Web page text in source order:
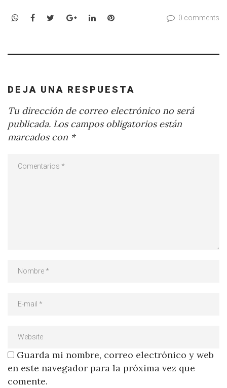
WhatsApp
Facebook
TwitterGoogle+LinkedInPinterest 0 comments
DEJA UNA RESPUESTA
Tu dirección de correo electrónico no será
publicada. Los campos obligatorios están
marcados con *
Guarda mi nombre, correo electrónico y web
en este navegador para la próxima vez que
comente.